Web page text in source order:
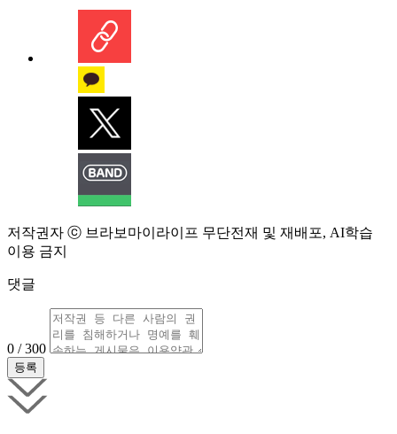
저작권자 ⓒ 브라보마이라이프 무단전재 및 재배포, AI학습
이용 금지
댓글
0 / 300